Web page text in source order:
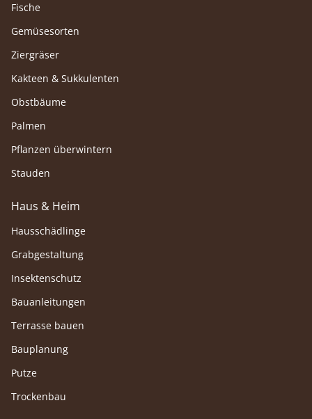
Fische
Gemüsesorten
Ziergräser
Kakteen & Sukkulenten
Obstbäume
Palmen
Pflanzen überwintern
Stauden
Haus & Heim
Hausschädlinge
Grabgestaltung
Insektenschutz
Bauanleitungen
Terrasse bauen
Bauplanung
Putze
Trockenbau